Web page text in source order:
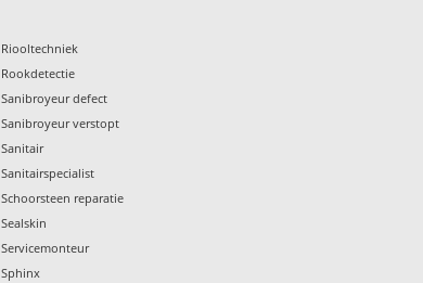
Riooltechniek
Rookdetectie
Sanibroyeur defect
Sanibroyeur verstopt
Sanitair
Sanitairspecialist
Schoorsteen reparatie
Sealskin
Servicemonteur
Sphinx